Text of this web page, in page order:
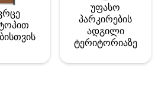
უფასო
პარკირების
ადგილი
ტერიტორიაზე